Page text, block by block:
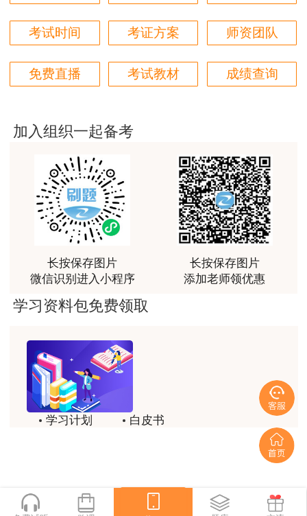
7. 中导洞法：在连拱隧道或单线隧道的喇叭
口地段，先开挖两洞之间立柱（或中墙）部分，并
完成立柱（或中墙）混凝土浇筑后，再进行左右两
洞开挖的施工方法。中导洞法适用于连拱隧道。
1. 当岩层完整、岩石抗压强度大于30MPa，
并确认不影响衬砌结构稳定和强度时，允许岩石个
别突出部分（每1㎡内不宜大于0.1㎡）欠挖，但其
隆起量不得大于50mm。
2. 应采取光面爆破、提高钻眼精度、控制药
3. 开挖后宜采用断面仪或激光投影仪直接测
定开挖面面积，并绘制断面图。
4. 隧道超欠挖的测定方法：利用激光束测
定、用全站仪测定、用激光隧道界限测量仪测定、
用二次衬砌轮廓钢架作基准测定。
一建考前冲刺抢分大作战，一站过一建！参与
扫描进入小程序参与打
用户m5****66
3位老师，讲的都非常的好
用户m9****88
俗易懂，重点突出，模拟题质量高，押题卷压中的知
识点很多，尤其是实务简答题秘籍压中将近70%的小
问，让小白学员也能一次过四门，十分给力，值得推
荐[强][强]
用户jl****un
感谢教育网的多年支持与培养。
老师讲课认真负责，要点突出；我考试通过了。
用户m9****66
用户ch****15
达老师的课程讲的非常好
用户s****02
喜欢达老师的讲课
用户s****02
考试时间 考证方案 师资团队
免费直播 考试教材 成绩查询
加入组织一起备考
长按保存图片
微信识别进入小程序
长按保存图片
添加老师领优惠
学习资料包免费领取
学习计划
白皮书